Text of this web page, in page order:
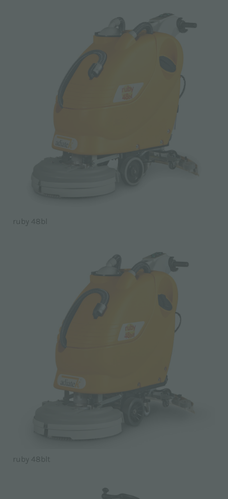
ruby 48bl
ruby 48blt